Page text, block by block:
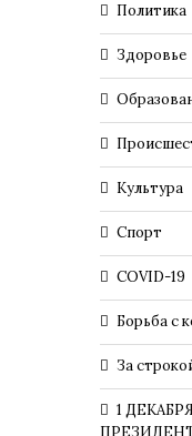
Политика
Здоровье
Культура
Спорт
COVID-19
Борьба с
За
1